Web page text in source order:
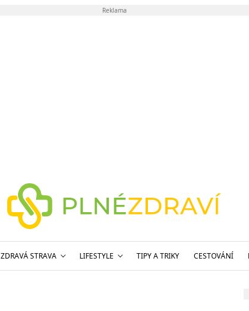
Reklama
ZDRAVÁ STRAVA LIFESTYLE TIPY A TRIKY CESTOVÁNÍ